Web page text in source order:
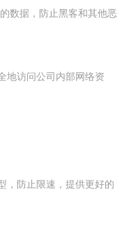
数据，防止黑客和其他恶
地访问公司内部网络资
，防止限速，提供更好的